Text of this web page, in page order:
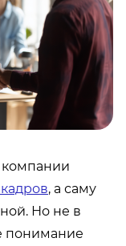
компании
, а саму
Но не в
понимание